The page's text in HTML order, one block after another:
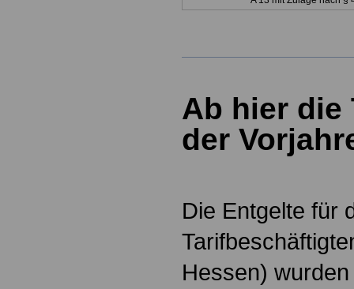
Ab hier die
der
Die Entgelte für
Hessen)